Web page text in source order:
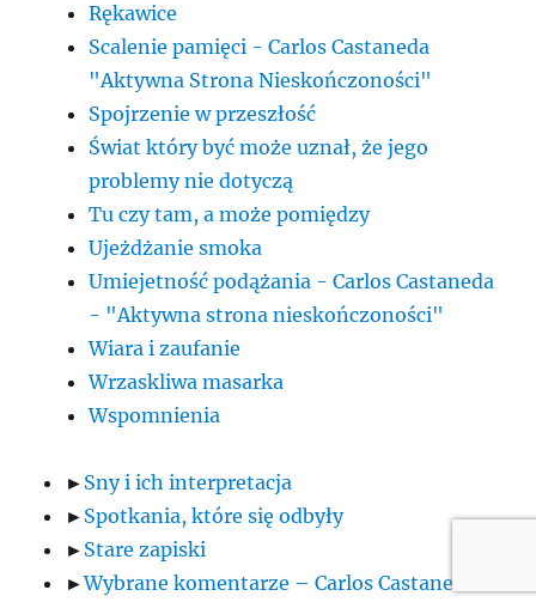
Rękawice
Scalenie pamięci - Carlos Castaneda
"Aktywna Strona Nieskończoności"
Spojrzenie w przeszłość
Świat który być może uznał, że jego
problemy nie dotyczą
Tu czy tam, a może pomiędzy
Ujeżdżanie smoka
Umiejetność podążania - Carlos Castaneda
- "Aktywna strona nieskończoności"
Wiara i zaufanie
Wrzaskliwa masarka
Wspomnienia
► Sny i ich interpretacja
► Spotkania, które się odbyły
► Stare zapiski
►Wybrane komentarze – Carlos Castaneda i